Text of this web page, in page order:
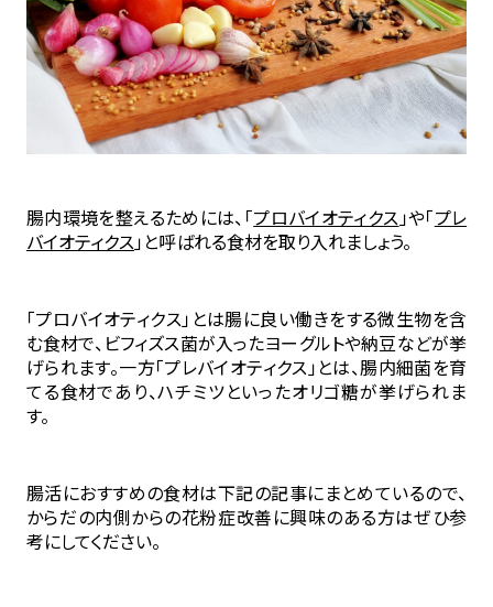
腸内環境を整えるためには、「プロバイオティクス」や「プレ
バイオティクス」と呼ばれる食材を取り入れましょう。
「プロバイオティクス」とは腸に良い働きをする微生物を含
む食材で、ビフィズス菌が入ったヨーグルトや納豆などが挙
げられます。一方「プレバイオティクス」とは、腸内細菌を育
てる食材であり、ハチミツといったオリゴ糖が挙げられま
す。
腸活におすすめの食材は下記の記事にまとめているので、
からだの内側からの花粉症改善に興味のある方はぜひ参
考にしてください。